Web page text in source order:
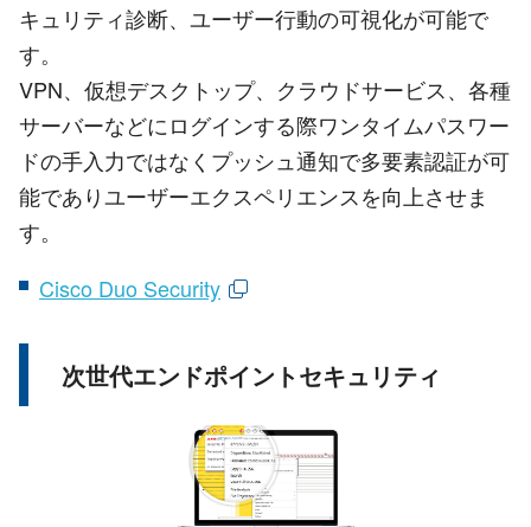
キュリティ診断、ユーザー行動の可視化が可能で
す。
VPN、仮想デスクトップ、クラウドサービス、各種
サーバーなどにログインする際ワンタイムパスワー
ドの手入力ではなくプッシュ通知で多要素認証が可
能でありユーザーエクスペリエンスを向上させま
す。
Cisco Duo Security
次世代エンドポイントセキュリティ